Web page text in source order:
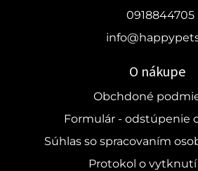
0918844705
O nákupe
Obchdoné
Formulár - odstúpenie
Súhlas so spracovaním
Protokol o vytknutí